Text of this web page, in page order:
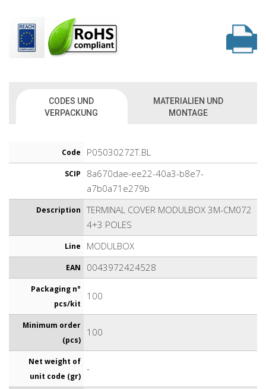
CODES UND
VERPACKUNG
MATERIALIEN UND
MONTAGE
Code P05030272T.BL
SCIP
8a670dae-ee22-40a3-b8e7-
a7b0a71e279b
Description
TERMINAL COVER MODULBOX 3M-CM072
4+3 POLES
Line MODULBOX
EAN 0043972424528
Packaging n°
pcs/kit
100
Minimum order
(pcs)
100
Net weight of
unit code (gr)
-